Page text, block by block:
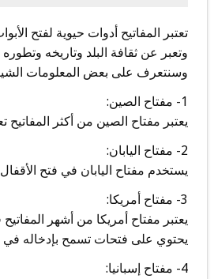
تعتبر المفاتيح أدوات حيوية لفتح
وسنتعرف على بعض المعلومات
1- مفتاح الصين:
يعتبر مفتاح الصين من أكثر المفاتيح تعقيداً، حيث يتكون من 14 عجلة داخلية،
2- مفتاح اليابان:
يستخدم مفتاح اليابان في فتح
3- مفتاح أمريكا:
يعتبر مفتاح أمريكا من أشهر المفاتيح
يحتوي على فتحات تسمح بإدخاله في
4- مفتاح إسبانيا: